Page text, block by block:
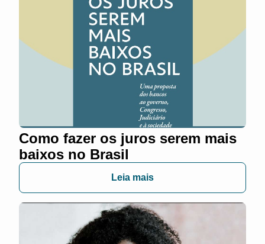
Como fazer os juros serem mais
baixos no Brasil
Leia mais